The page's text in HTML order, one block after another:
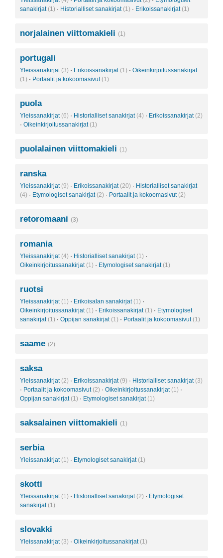
sanakirjat (1) · Historialliset sanakirjat (1) · Erikoissanakirjat (1)
norjalainen viittomakieli (1)
portugali
Yleissanakirjat (3) · Erikoissanakirjat (1) · Oikeinkirjoitussanakirjat
(1) · Portaalit ja kokoomasivut (1)
puola
Yleissanakirjat (6) · Historialliset sanakirjat (4) · Erikoissanakirjat (2)
· Oikeinkirjoitussanakirjat (1)
puolalainen viittomakieli (1)
ranska
Yleissanakirjat (9) · Erikoissanakirjat (20) · Historialliset sanakirjat
(4) · Etymologiset sanakirjat (2) · Portaalit ja kokoomasivut (2)
retoromaani (3)
romania
Yleissanakirjat (4) · Historialliset sanakirjat (1) ·
Oikeinkirjoitussanakirjat (1) · Etymologiset sanakirjat (1)
ruotsi
Yleissanakirjat (1) · Erikoisalan sanakirjat (1) ·
Oikeinkirjoitussanakirjat (1) · Erikoissanakirjat (1) · Etymologiset
sanakirjat (1) · Oppijan sanakirjat (1) · Portaalit ja kokoomasivut (1)
saame (2)
saksa
Yleissanakirjat (2) · Erikoissanakirjat (9) · Historialliset sanakirjat (3)
· Portaalit ja kokoomasivut (2) · Oikeinkirjoitussanakirjat (1) ·
Oppijan sanakirjat (1) · Etymologiset sanakirjat (1)
saksalainen viittomakieli (1)
serbia
Yleissanakirjat (1) · Etymologiset sanakirjat (1)
skotti
Yleissanakirjat (1) · Historialliset sanakirjat (2) · Etymologiset
sanakirjat (1)
slovakki
Yleissanakirjat (3) · Oikeinkirjoitussanakirjat (1)